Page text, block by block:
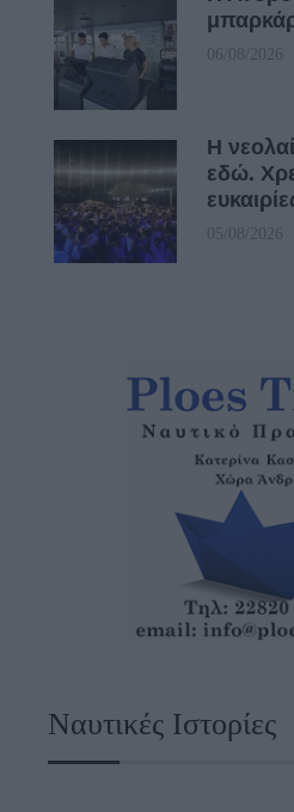
06/08/2026
Η
εδώ.
05/08/2026
Ναυτικές Ιστορίες